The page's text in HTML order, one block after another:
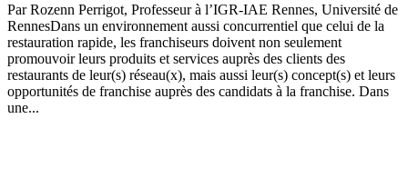
Par Rozenn Perrigot, Professeur à l’IGR-IAE Rennes, Université de
RennesDans un environnement aussi concurrentiel que celui de la
restauration rapide, les franchiseurs doivent non seulement
promouvoir leurs produits et services auprès des clients des
restaurants de leur(s) réseau(x), mais aussi leur(s) concept(s) et leurs
opportunités de franchise auprès des candidats à la franchise. Dans
une...